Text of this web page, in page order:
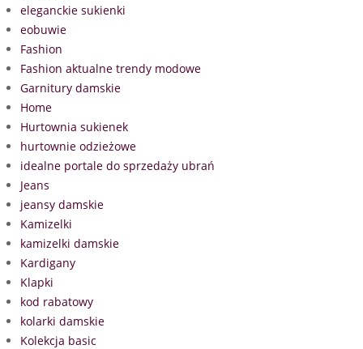
eleganckie sukienki
eobuwie
Fashion
Fashion aktualne trendy modowe
Garnitury damskie
Home
Hurtownia sukienek
hurtownie odzieżowe
idealne portale do sprzedaży ubrań
Jeans
jeansy damskie
Kamizelki
kamizelki damskie
Kardigany
Klapki
kod rabatowy
kolarki damskie
Kolekcja basic